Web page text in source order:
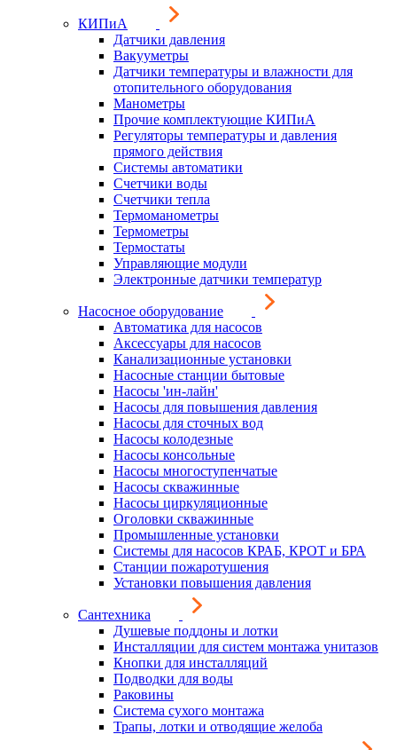
КИПиА
Датчики давления
Вакууметры
Датчики температуры и влажности для
отопительного оборудования
Манометры
Прочие комплектующие КИПиА
Регуляторы температуры и давления
прямого действия
Системы автоматики
Счетчики воды
Счетчики тепла
Термоманометры
Термометры
Термостаты
Управляющие модули
Электронные датчики температур
Насосное оборудование
Автоматика для насосов
Аксессуары для насосов
Канализационные установки
Насосные станции бытовые
Насосы 'ин-лайн'
Насосы для повышения давления
Насосы для сточных вод
Насосы колодезные
Насосы консольные
Насосы многоступенчатые
Насосы скважинные
Насосы циркуляционные
Оголовки скважинные
Промышленные установки
Системы для насосов КРАБ, КРОТ и БРА
Станции пожаротушения
Установки повышения давления
Сантехника
Душевые поддоны и лотки
Инсталляции для систем монтажа унитазов
Кнопки для инсталляций
Подводки для воды
Раковины
Система сухого монтажа
Трапы, лотки и отводящие желоба